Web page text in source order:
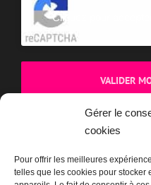
Gérer le
cookies
Pour offrir les meilleures
telles que les cookies pour stocker